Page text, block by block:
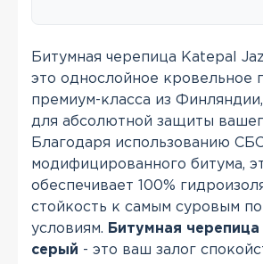
Битумная черепица Katepal
это однослойное кровельное
премиум-класса из
для абсолютной защиты
Благодаря использованию
модифицированного битума,
обеспечивает 100%
стойкость к самым суровым
условиям. Битумная
серый - это ваш залог